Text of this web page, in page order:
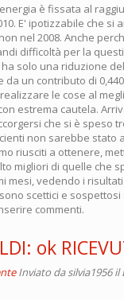
è fissata al
E' ipotizzabile che si
nel 2008. Anche
difficoltà per la
solo una riduzione
un contributo di
le cose al
estrema cautela.
che si è speso
non sarebbe stato
riusciti a ottenere,
migliori di quelle che
mesi, vedendo i
scettici e
commenti.
ok
Inviato da silvia1956il